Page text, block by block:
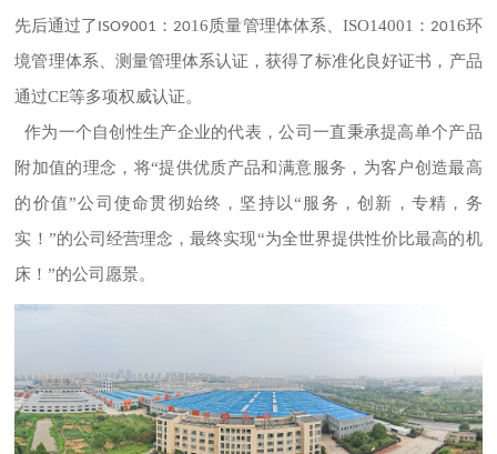
先后通过了 ISO9001 ： 2016质量管理体体系、 ISO14001 ： 2016环
境管理体系、测量管理体系认证，获得了标准化良好证书，产品
通过CE等多项权威认证。
作为一个自创性生产企业的代表，公司一直秉承提高单个产品
附加值的理念，将“提供优质产品和满意服务，为客户创造最高
的价值”公司使命贯彻始终，坚持以“服务，创新，专精，务
实！”的公司经营理念，最终实现“为全世界提供性价比最高的机
床！”的公司愿景。